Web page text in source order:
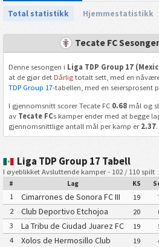
Total statistikk Hjemmestatistikk
Tecate FC
Denne sesongen i Liga TDP Group 17
at de gjør det Dårligtotalt sett, med en
TDP Group 17-tabellen, med en seiersprosent
I gjennomsnitt scorer Tecate FC 0.68mål og
av Tecate FCs kamper ender med at begge
gjennomsnittlige antall mål per kamp er 2.37.
Liga TDP Group 17 Tabell
I øyeblikket Avsluttende kamper - 102 / 110 spilt
# Lag KS
1 Cimarrones de Sonora FC III 19
2
Club Deportivo Etchojoa 20
3
La Tribu de Ciudad Juarez FC 19
4
Xolos de Hermosillo Club
19